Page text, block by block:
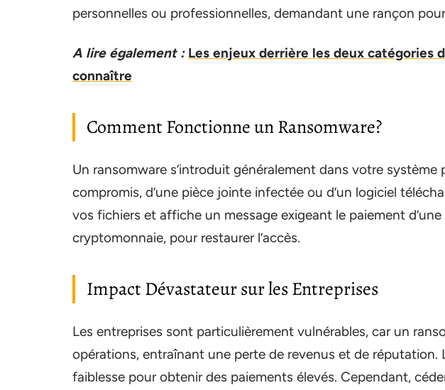
personnelles ou professionnelles, demandant une rançon
A lire également : Les enjeux derrière les deux catégories
connaître
Comment Fonctionne un Ransomware?
Un ransomware s’introduit généralement dans votre système
compromis, d’une pièce jointe infectée ou d’un logiciel
vos fichiers et affiche un message exigeant le paiement
cryptomonnaie, pour restaurer l’accès.
Impact Dévastateur sur les Entreprises
Les entreprises sont particulièrement vulnérables, car un
opérations, entraînant une perte de revenus et de
faiblesse pour obtenir des paiements élevés. Cependant,